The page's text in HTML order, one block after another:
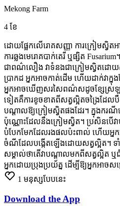
Mekong Farm
4 ខែ
ដោយផ្អែកលើរោគសញ្ញា ការក្រៀមស្វិ
ការឆ្លងមេរោគបាក់តេរី ឬផ្សិត Fusarium។
ជាពណ៌លឿង វាទំនងជាក្រៀមស្វិតដោយ
ប្រាកដ អ្នកអាចកាត់ដើម ហើយដាក់វាក្នុង
អ្នកអាចឃើញសរសៃពណ៌សដូចខ្សែស្រ
ទៀតគឺការខូចខាតពីសត្វល្អិតចង្រៃដែលបឺ
បណ្តាលឱ្យក្រៀមស្វិតផងដែរ។ ក្នុងករណី
ប៉ុណ្ណោះដែលនឹងក្រៀមស្វិត។ ប្រសិនបើវ
បំបែកមែកដែលរងផលប៉ះពាល់ ហើយអ្នក
ចំណីដែលបង្កើតឡើងដោយសត្វល្អិត។ ទាំ
សម្គាល់ថាតើវាបណ្តាលមកពីសត្វល្អិត ឬ
អ្នកដោយប្រុងប្រយ័ត្ន ដើម្បីឱ្យអ្នកអាចសម្
1 មនុស្សបែបនេះ
Download the App